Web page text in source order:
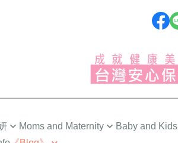
Moms and Maternity Baby and Kids